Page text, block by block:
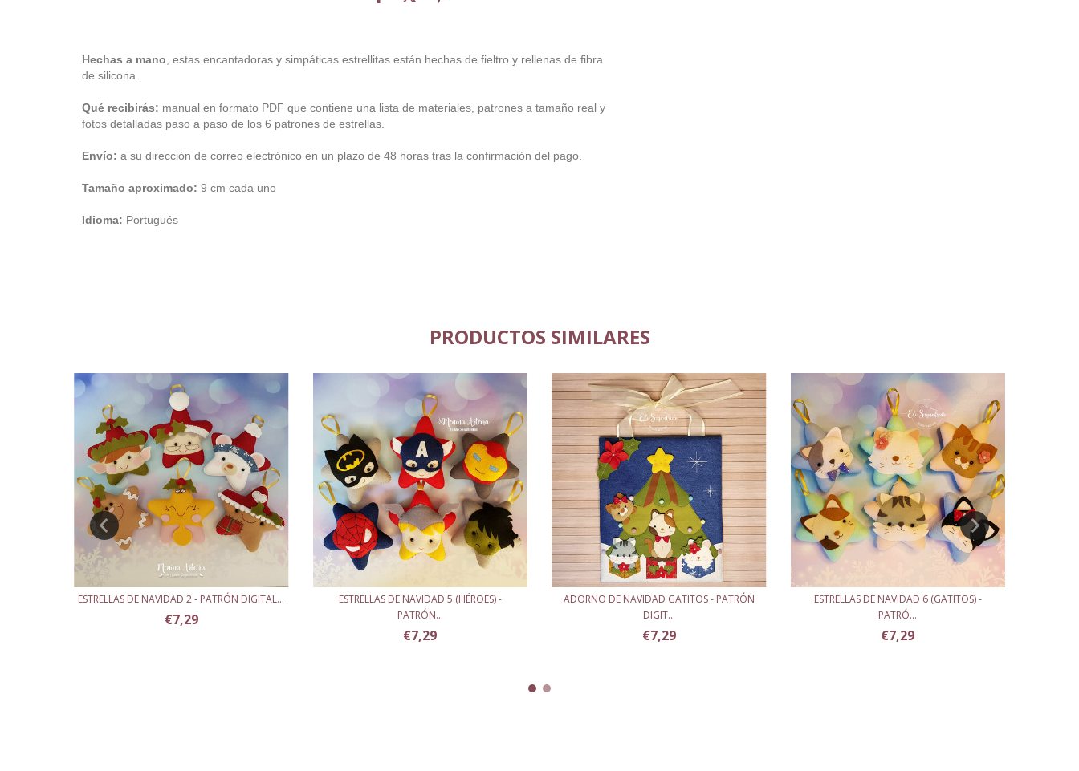
Hechas a mano , estas encantadoras y simpáticas estrellitas están hechas de fieltro y rellenas de fibra
de silicona.
Qué recibirás: manual en formato PDF que contiene una lista de materiales, patrones a tamaño real y
fotos detalladas paso a paso de los 6 patrones de estrellas.
Envío: a su dirección de correo electrónico en un plazo de 48 horas tras la confirmación del pago.
Tamaño aproximado: 9 cm cada uno
Idioma: Portugués
PRODUCTOS SIMILARES
ESTRELLAS DE NAVIDAD 2 - PATRÓN DIGITAL...
€7,29
ESTRELLAS DE NAVIDAD 5 (HÉROES) -
PATRÓN...
€7,29
ADORNO DE NAVIDAD GATITOS - PATRÓN
DIGIT...
€7,29
ESTRELLAS DE NAVIDAD 6 (GATITOS) -
PATRÓ...
€7,29